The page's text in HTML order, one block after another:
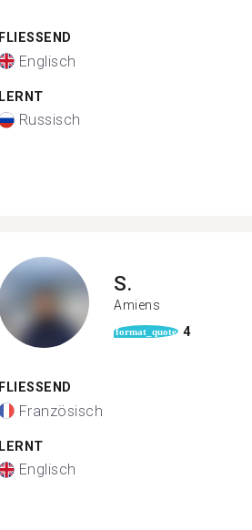
FLIESSEND
Englisch
LERNT
Russisch
S.
Amiens
format_quote 4
FLIESSEND
Französisch
LERNT
Englisch